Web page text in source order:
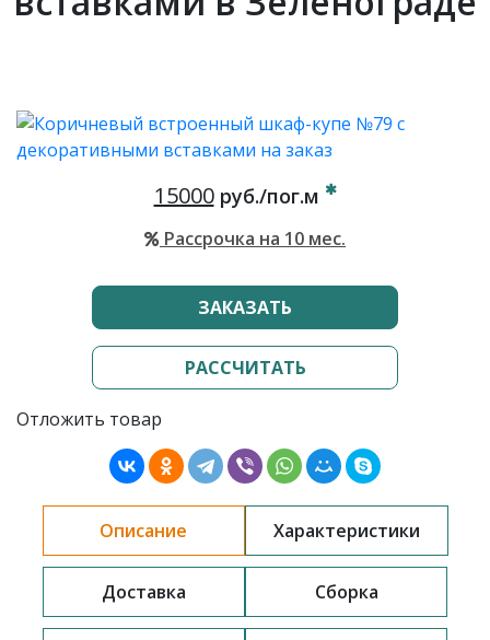
15000руб./пог.м
Рассрочка на 10 мес.
ЗАКАЗАТЬ
РАССЧИТАТЬ
Отложить товар
Описание Характеристики
Доставка Сборка